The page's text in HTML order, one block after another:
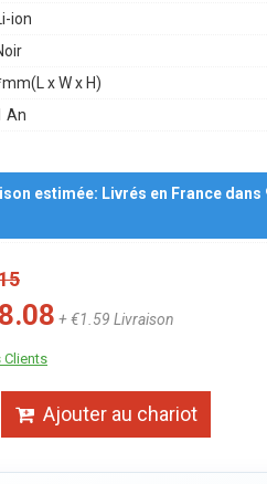
Li-ion
x W x H)
An
estimée: Livrés en France dans
+ €1.59 Livraison
Clients
Ajouter au chariot